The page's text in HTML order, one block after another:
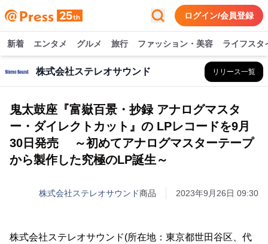
ログイン/会員登録
新着 エンタメ グルメ 旅行 ファッション・美容 ライフスタ
株式会社ステレオサウンド リリース一覧
鬼太鼓座『富嶽百景・抄録 アナログマスタ
ー・ダイレクトカット』の LPレコードを9月
30日発売 ～初めてアナログマスターテープ
から製作した究極のLP誕生～
株式会社ステレオサウンド商品 2023年9月26日 09:30
株式会社ステレオサウンド(所在地：東京都世田谷区、代